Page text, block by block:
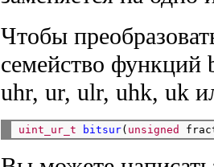
Чтобы
семейство
uhr, ur, ulr, uhk, uk
uint_ur_t bitsur( unsigned